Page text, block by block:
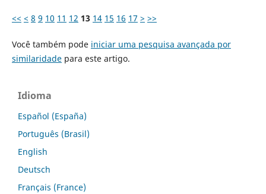
<< < 8 9 10 11 12 13 14 15 16 17 > >>
Você também pode iniciar uma pesquisa avançada por
similaridadepara este artigo.
Idioma
Español (España)
Português (Brasil)
English
Deutsch
Français (France)